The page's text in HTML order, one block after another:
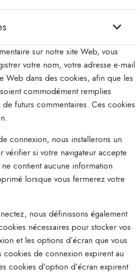
sur notre site Web, vous
votre nom, votre adresse e-mail
Web dans des cookies, afin que les
commodément remplies
futurs commentaires. Ces cookies
connexion, nous installerons un
si votre navigateur accepte
contient aucune information
lorsque vous fermerez votre
nous définissons également
nécessaires pour stocker vos
et les options d’écran que vous
cookies de connexion expirent au
cookies d’option d’écran expirent